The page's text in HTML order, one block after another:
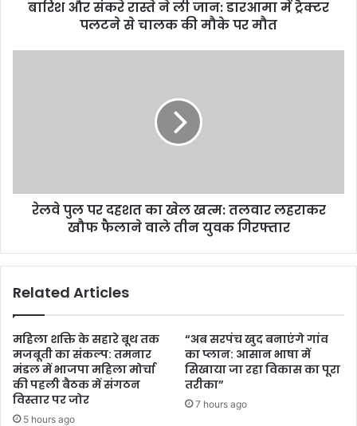
बारिश और संकरे रास्ते ने ली जान: डारआमा में ट्रैक्टर
पलटने से चालक की मौके पर मौत
रेलवे पुल पर दहशत का खेल खत्म: तलवार लहराकर
खौफ फैलाने वाले तीन युवक गिरफ्तार
Related Articles
महिला शक्ति के सहारे बूथ तक
मजबूती का संकल्प: तमनार
मंडल में भाजपा महिला मोर्चा
की पहली बैठक में संगठन
विस्तार पर जोर
5 hours ago
“अब सरपंच खुद बनाएंगे गांव
का प्लान: आसान भाषा में
सिखाया जा रहा विकास का पूरा
तरीका”
7 hours ago